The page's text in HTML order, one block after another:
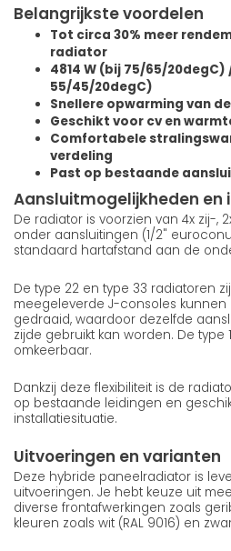
Belangrijkste voordelen
Tot circa 30% meer
radiator
4814 W (bij 75/65/20degC)
55/45/20degC)
Snellere opwarming van
Geschikt voor cv en
Comfortabele
verdeling
Past op bestaande
Aansluitmogelijkheden
De radiator is voorzien van 4x zij-,
onder aansluitingen (1/2"
standaard hartafstand aan de
De type 22 en type 33 radiatoren
meegeleverde J-consoles
gedraaid, waardoor dezelfde
zijde gebruikt kan worden. De type
omkeerbaar.
Dankzij deze flexibiliteit is de
op bestaande leidingen en
installatiesituatie.
Uitvoeringen en varianten
Deze hybride paneelradiator is
uitvoeringen. Je hebt keuze uit
diverse frontafwerkingen zoals
kleuren zoals wit (RAL 9016) en